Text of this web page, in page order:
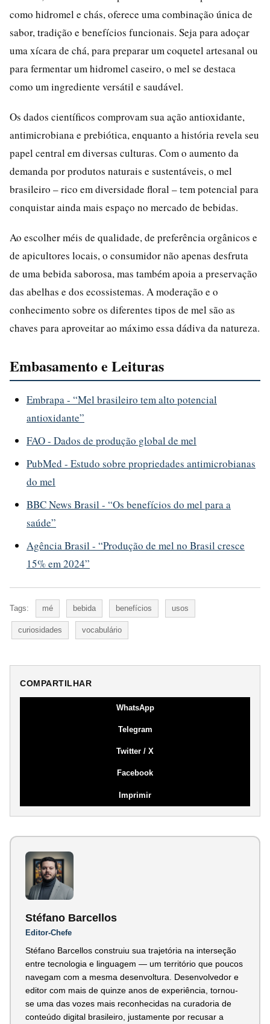
como hidromel e chás, oferece uma combinação única de
sabor, tradição e benefícios funcionais. Seja para adoçar
uma xícara de chá, para preparar um coquetel artesanal ou
para fermentar um hidromel caseiro, o mel se destaca
como um ingrediente versátil e saudável.
Os dados científicos comprovam sua ação antioxidante,
antimicrobiana e prebiótica, enquanto a história revela seu
papel central em diversas culturas. Com o aumento da
demanda por produtos naturais e sustentáveis, o mel
brasileiro – rico em diversidade floral – tem potencial para
conquistar ainda mais espaço no mercado de bebidas.
Ao escolher méis de qualidade, de preferência orgânicos e
de apicultores locais, o consumidor não apenas desfruta
de uma bebida saborosa, mas também apoia a preservação
das abelhas e dos ecossistemas. A moderação e o
conhecimento sobre os diferentes tipos de mel são as
chaves para aproveitar ao máximo essa dádiva da natureza.
Embasamento e Leituras
Embrapa - “Mel brasileiro tem alto potencial
antioxidante”
FAO - Dados de produção global de mel
PubMed - Estudo sobre propriedades antimicrobianas
do mel
BBC News Brasil - “Os benefícios do mel para a
saúde”
Agência Brasil - “Produção de mel no Brasil cresce
15% em 2024”
Tags: mé bebida benefícios usos
curiosidades vocabulário
COMPARTILHAR
WhatsApp
Telegram
Twitter / X
Facebook
Imprimir
Stéfano Barcellos
Editor-Chefe
Stéfano Barcellos construiu sua trajetória na interseção
entre tecnologia e linguagem — um território que poucos
navegam com a mesma desenvoltura. Desenvolvedor e
editor com mais de quinze anos de experiência, tornou-
se uma das vozes mais reconhecidas na curadoria de
conteúdo digital brasileiro, justamente por recusar a